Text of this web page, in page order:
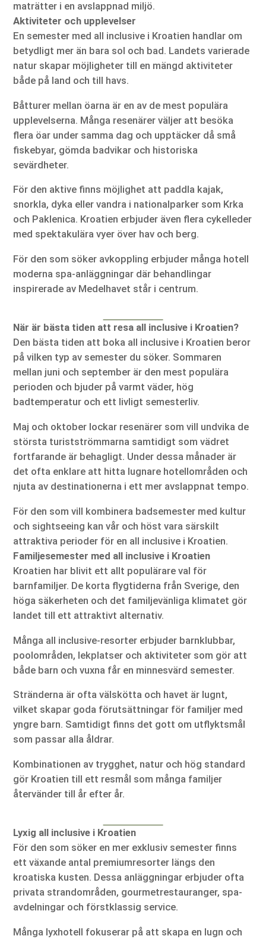
maträtter i en avslappnad miljö.
Aktiviteter och upplevelser
En semester med all inclusive i Kroatien handlar om
betydligt mer än bara sol och bad. Landets varierade
natur skapar möjligheter till en mängd aktiviteter
både på land och till havs.
Båtturer mellan öarna är en av de mest populära
upplevelserna. Många resenärer väljer att besöka
flera öar under samma dag och upptäcker då små
fiskebyar, gömda badvikar och historiska
sevärdheter.
För den aktive finns möjlighet att paddla kajak,
snorkla, dyka eller vandra i nationalparker som Krka
och Paklenica. Kroatien erbjuder även flera cykelleder
med spektakulära vyer över hav och berg.
För den som söker avkoppling erbjuder många hotell
moderna spa-anläggningar där behandlingar
inspirerade av Medelhavet står i centrum.
När är bästa tiden att resa all inclusive i Kroatien?
Den bästa tiden att boka all inclusive i Kroatien beror
på vilken typ av semester du söker. Sommaren
mellan juni och september är den mest populära
perioden och bjuder på varmt väder, hög
badtemperatur och ett livligt semesterliv.
Maj och oktober lockar resenärer som vill undvika de
största turistströmmarna samtidigt som vädret
fortfarande är behagligt. Under dessa månader är
det ofta enklare att hitta lugnare hotellområden och
njuta av destinationerna i ett mer avslappnat tempo.
För den som vill kombinera badsemester med kultur
och sightseeing kan vår och höst vara särskilt
attraktiva perioder för en all inclusive i Kroatien.
Familjesemester med all inclusive i Kroatien
Kroatien har blivit ett allt populärare val för
barnfamiljer. De korta flygtiderna från Sverige, den
höga säkerheten och det familjevänliga klimatet gör
landet till ett attraktivt alternativ.
Många all inclusive-resorter erbjuder barnklubbar,
poolområden, lekplatser och aktiviteter som gör att
både barn och vuxna får en minnesvärd semester.
Stränderna är ofta välskötta och havet är lugnt,
vilket skapar goda förutsättningar för familjer med
yngre barn. Samtidigt finns det gott om utflyktsmål
som passar alla åldrar.
Kombinationen av trygghet, natur och hög standard
gör Kroatien till ett resmål som många familjer
återvänder till år efter år.
Lyxig all inclusive i Kroatien
För den som söker en mer exklusiv semester finns
ett växande antal premiumresorter längs den
kroatiska kusten. Dessa anläggningar erbjuder ofta
privata strandområden, gourmetrestauranger, spa-
avdelningar och förstklassig service.
Många lyxhotell fokuserar på att skapa en lugn och